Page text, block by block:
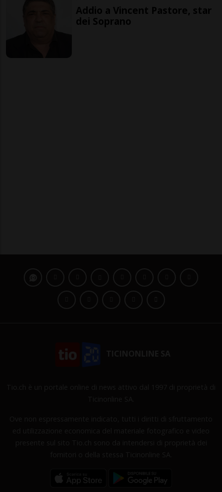
Addio a Vincent Pastore, star
dei Soprano